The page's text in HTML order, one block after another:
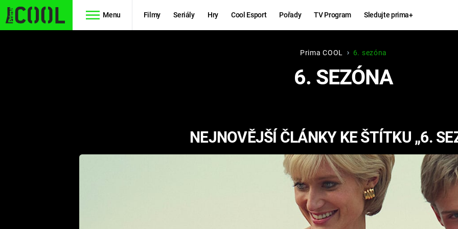
Menu Filmy Seriály Hry Cool Esport Pořady TV Program Sledujte prima+
RYCHLE A
ZBĚSILE 10
Hry
KINGDOM
COME:
DELIVERANCE
ESPORT
CHUCK
NORRIS
Prima COOL 6. sezóna
6. SEZÓNA
NEJNOVĚJŠÍ ČLÁNKY KE ŠTÍTKU „6.